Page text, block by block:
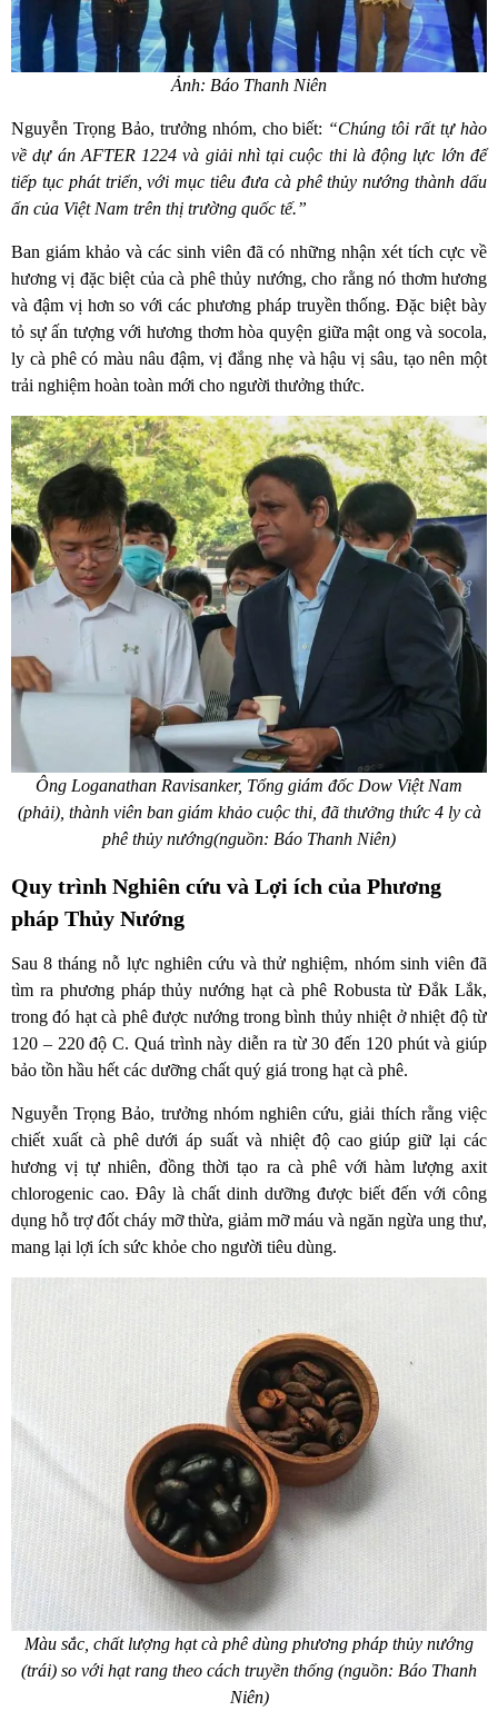
Ảnh: Báo Thanh Niên
Nguyễn Trọng Bảo, trưởng nhóm, cho biết: “Chúng tôi rất tự hào
về dự án AFTER 1224 và giải nhì tại cuộc thi là động lực lớn để
tiếp tục phát triển, với mục tiêu đưa cà phê thủy nướng thành dấu
ấn của Việt Nam trên thị trường quốc tế.”
Ban giám khảo và các sinh viên đã có những nhận xét tích cực về
hương vị đặc biệt của cà phê thủy nướng, cho rằng nó thơm hương
và đậm vị hơn so với các phương pháp truyền thống. Đặc biệt bày
tỏ sự ấn tượng với hương thơm hòa quyện giữa mật ong và socola,
ly cà phê có màu nâu đậm, vị đắng nhẹ và hậu vị sâu, tạo nên một
trải nghiệm hoàn toàn mới cho người thưởng thức.
Ông Loganathan Ravisanker, Tổng giám đốc Dow Việt Nam
(phải), thành viên ban giám khảo cuộc thi, đã thưởng thức 4 ly cà
phê thủy nướng(nguồn: Báo Thanh Niên)
Quy trình Nghiên cứu và Lợi ích của Phương
pháp Thủy Nướng
Sau 8 tháng nỗ lực nghiên cứu và thử nghiệm, nhóm sinh viên đã
tìm ra phương pháp thủy nướng hạt cà phê Robusta từ Đắk Lắk,
trong đó hạt cà phê được nướng trong bình thủy nhiệt ở nhiệt độ từ
120 – 220 độ C. Quá trình này diễn ra từ 30 đến 120 phút và giúp
bảo tồn hầu hết các dưỡng chất quý giá trong hạt cà phê.
Nguyễn Trọng Bảo, trưởng nhóm nghiên cứu, giải thích rằng việc
chiết xuất cà phê dưới áp suất và nhiệt độ cao giúp giữ lại các
hương vị tự nhiên, đồng thời tạo ra cà phê với hàm lượng axit
chlorogenic cao. Đây là chất dinh dưỡng được biết đến với công
dụng hỗ trợ đốt cháy mỡ thừa, giảm mỡ máu và ngăn ngừa ung thư,
mang lại lợi ích sức khỏe cho người tiêu dùng.
Màu sắc, chất lượng hạt cà phê dùng phương pháp thủy nướng
(trái) so với hạt rang theo cách truyền thống (nguồn: Báo Thanh
Niên)